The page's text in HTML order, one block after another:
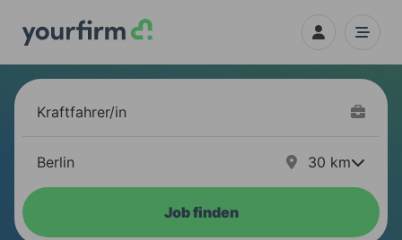
30 km
Job finden